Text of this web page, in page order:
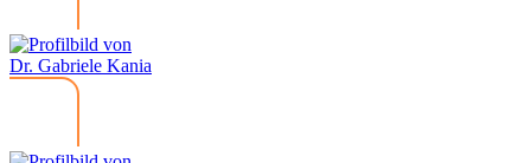
Dr. Gabriele Kania